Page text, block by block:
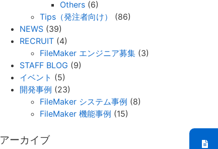
Others (6)
Tips（発注者向け）
(86)
NEWS (39)
RECRUIT (4)
FileMaker エンジニア募集 (3)
STAFF BLOG (9)
イベント (5)
開発事例 (23)
FileMaker システム事例 (8)
FileMaker 機能事例 (15)
アーカイブ